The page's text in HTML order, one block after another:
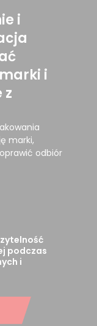
i
i
z
marki,
odbiór
podczas
i